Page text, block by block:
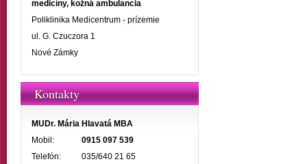
medicíny, kožná ambulancia
Poliklinika Medicentrum - prízemie
ul. G. Czuczora 1
Nové Zámky
Kontakty
MUDr. Mária Hlavatá MBA
Mobil:
0915 097 539
Telefón:
035/640 21 65